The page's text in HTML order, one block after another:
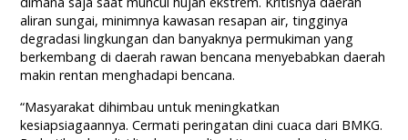
aliran sungai, minimnya kawasan resapan air, tingginya
degradasi lingkungan dan banyaknya permukiman yang
berkembang di daerah rawan bencana menyebabkan daerah
makin rentan menghadapi bencana.
“Masyarakat dihimbau untuk meningkatkan
kesiapsiagaannya. Cermati peringatan dini cuaca dari BMKG.